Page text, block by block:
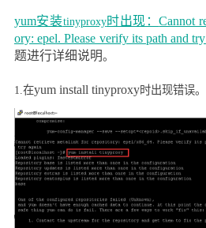
隧道代理
独享代理
长效代理
yum安装tinyproxy时出现：Cannot
ory: epel. Please verify its path and
题进行详细说明。
1. 在yum install tinyproxy时出现错误。